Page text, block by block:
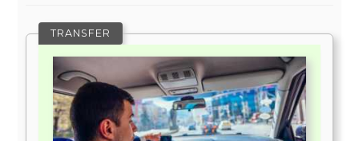
TRANSFER